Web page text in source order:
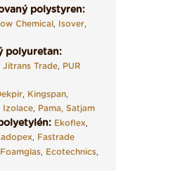
polystyren:
Chemical, Isover,
polyuretan:
Jitrans Trade, PUR
, Kingspan,
Izolace, Pama, Satjam
Ekoflex,
, Fastrade
Foamglas, Ecotechnics,